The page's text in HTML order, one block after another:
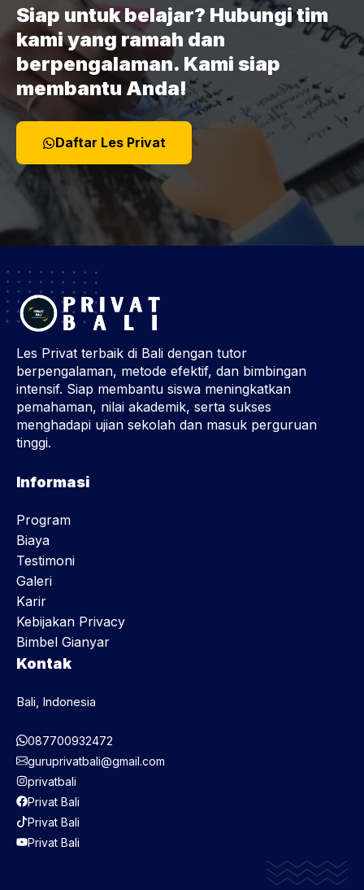
Siap untuk belajar? Hubungi tim
kami yang ramah dan
berpengalaman. Kami siap
membantu Anda!
Daftar Les Privat
Les Privat terbaik di Bali dengan tutor
berpengalaman, metode efektif, dan bimbingan
intensif. Siap membantu siswa meningkatkan
pemahaman, nilai akademik, serta sukses
menghadapi ujian sekolah dan masuk perguruan
tinggi.
Informasi
Program
Biaya
Testimoni
Galeri
Karir
Kebijakan Privacy
Bimbel Gianyar
Kontak
Bali, Indonesia
087700932472
guruprivatbali@gmail.com
privatbali
Privat Bali
Privat Bali
Privat Bali